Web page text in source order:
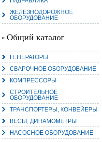
ЖЕЛЕЗНОДОРОЖНОЕ
ОБОРУДОВАНИЕ
Общий каталог
ГЕНЕРАТОРЫ
СВАРОЧНОЕ ОБОРУДОВАНИЕ
КОМПРЕССОРЫ
СТРОИТЕЛЬНОЕ
ОБОРУДОВАНИЕ
ТРАНСПОРТЕРЫ, КОНВЕЙЕРЫ
ВЕСЫ, ДИНАМОМЕТРЫ
НАСОСНОЕ ОБОРУДОВАНИЕ